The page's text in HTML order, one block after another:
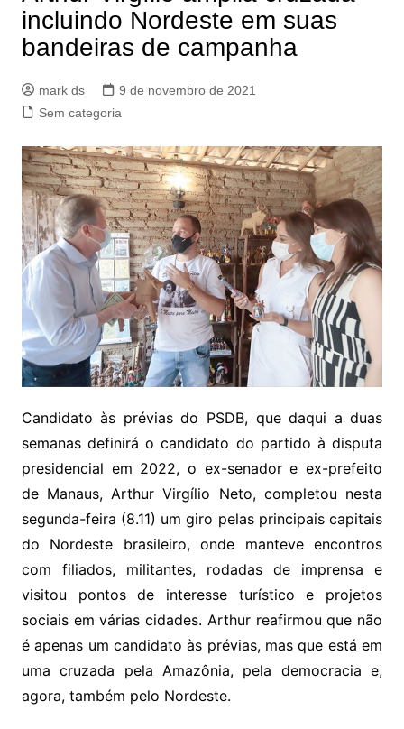
incluindo Nordeste em suas
bandeiras de campanha
mark ds
9 de novembro de 2021
Sem categoria
Candidato às prévias do PSDB, que daqui a duas
semanas definirá o candidato do partido à disputa
presidencial em 2022, o ex-senador e ex-prefeito
de Manaus, Arthur Virgílio Neto, completou nesta
segunda-feira (8.11) um giro pelas principais capitais
do Nordeste brasileiro, onde manteve encontros
com filiados, militantes, rodadas de imprensa e
visitou pontos de interesse turístico e projetos
sociais em várias cidades. Arthur reafirmou que não
é apenas um candidato às prévias, mas que está em
uma cruzada pela Amazônia, pela democracia e,
agora, também pelo Nordeste.